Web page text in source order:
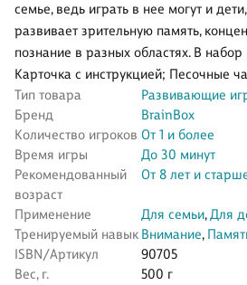
семье, ведь играть в нее могут и
развивает зрительную память,
познание в разных областях. В набор
Карточка с инструкцией; Песочные
Тип товара
Развивающие
Бренд
BrainBox
Количество игроков От 1 и более
Время игры
До 30 минут
Рекомендованный
возраст
От 8 лет и
Применение Для семьи,Для
Тренируемый навык Внимание,
ISBN/Артикул
90705
Вес, г.
500 г